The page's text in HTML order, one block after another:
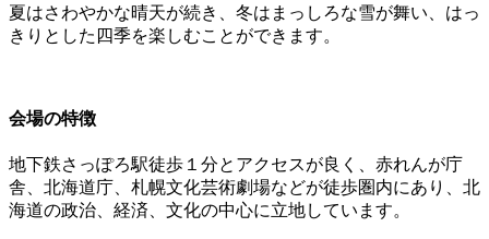
夏はさわやかな晴天が続き、冬はまっしろな雪が舞い、はっ
きりとした四季を楽しむことができます。
会場の特徴
地下鉄さっぽろ駅徒歩１分とアクセスが良く、赤れんが庁
舎、北海道庁、札幌文化芸術劇場などが徒歩圏内にあり、北
海道の政治、経済、文化の中心に立地しています。